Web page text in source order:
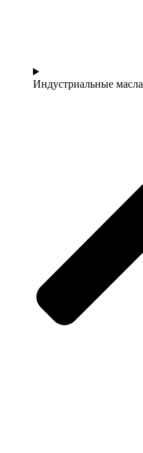
Индустриальные масла